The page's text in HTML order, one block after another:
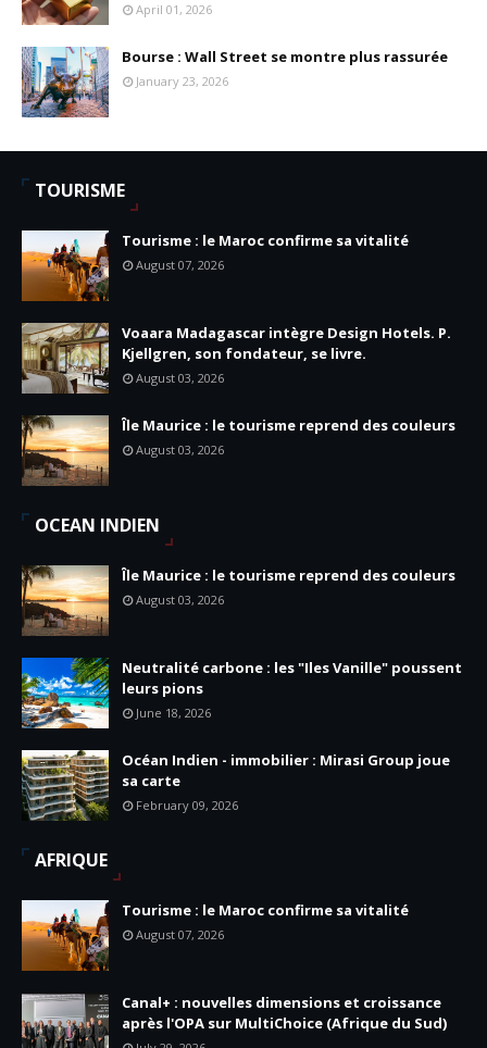
April 01, 2026
Bourse : Wall Street se montre plus rassurée
January 23, 2026
TOURISME
Tourisme : le Maroc confirme sa vitalité
August 07, 2026
Voaara Madagascar intègre Design Hotels. P.
Kjellgren, son fondateur, se livre.
August 03, 2026
Île Maurice : le tourisme reprend des couleurs
August 03, 2026
OCEAN INDIEN
Île Maurice : le tourisme reprend des couleurs
August 03, 2026
Neutralité carbone : les "Iles Vanille" poussent
leurs pions
June 18, 2026
Océan Indien - immobilier : Mirasi Group joue
sa carte
February 09, 2026
AFRIQUE
Tourisme : le Maroc confirme sa vitalité
August 07, 2026
Canal+ : nouvelles dimensions et croissance
après l'OPA sur MultiChoice (Afrique du Sud)